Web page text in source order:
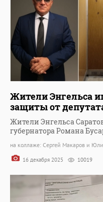
Жители Энгельса
защиты от
Жители Энгельса
губернатора Романа
на коллаже: Сергей Макаров и
16 декабря 2025 10019